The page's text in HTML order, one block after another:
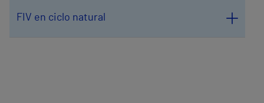
FIV en ciclo natural